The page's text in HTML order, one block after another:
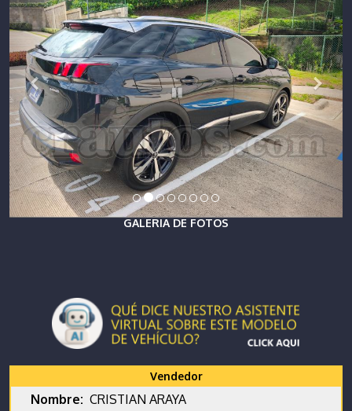
GALERIA DE FOTOS
Vendedor
Nombre: CRISTIAN ARAYA